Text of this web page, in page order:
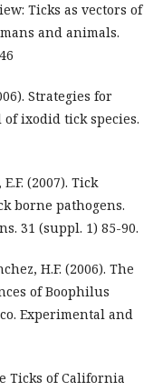
Ticks as vectors of
and animals.
Strategies for
ixodid tick species.
(2007). Tick
borne pathogens.
31 (suppl. 1) 85-90.
H.F. (2006). The
of Boophilus
Experimental and
Ticks of California